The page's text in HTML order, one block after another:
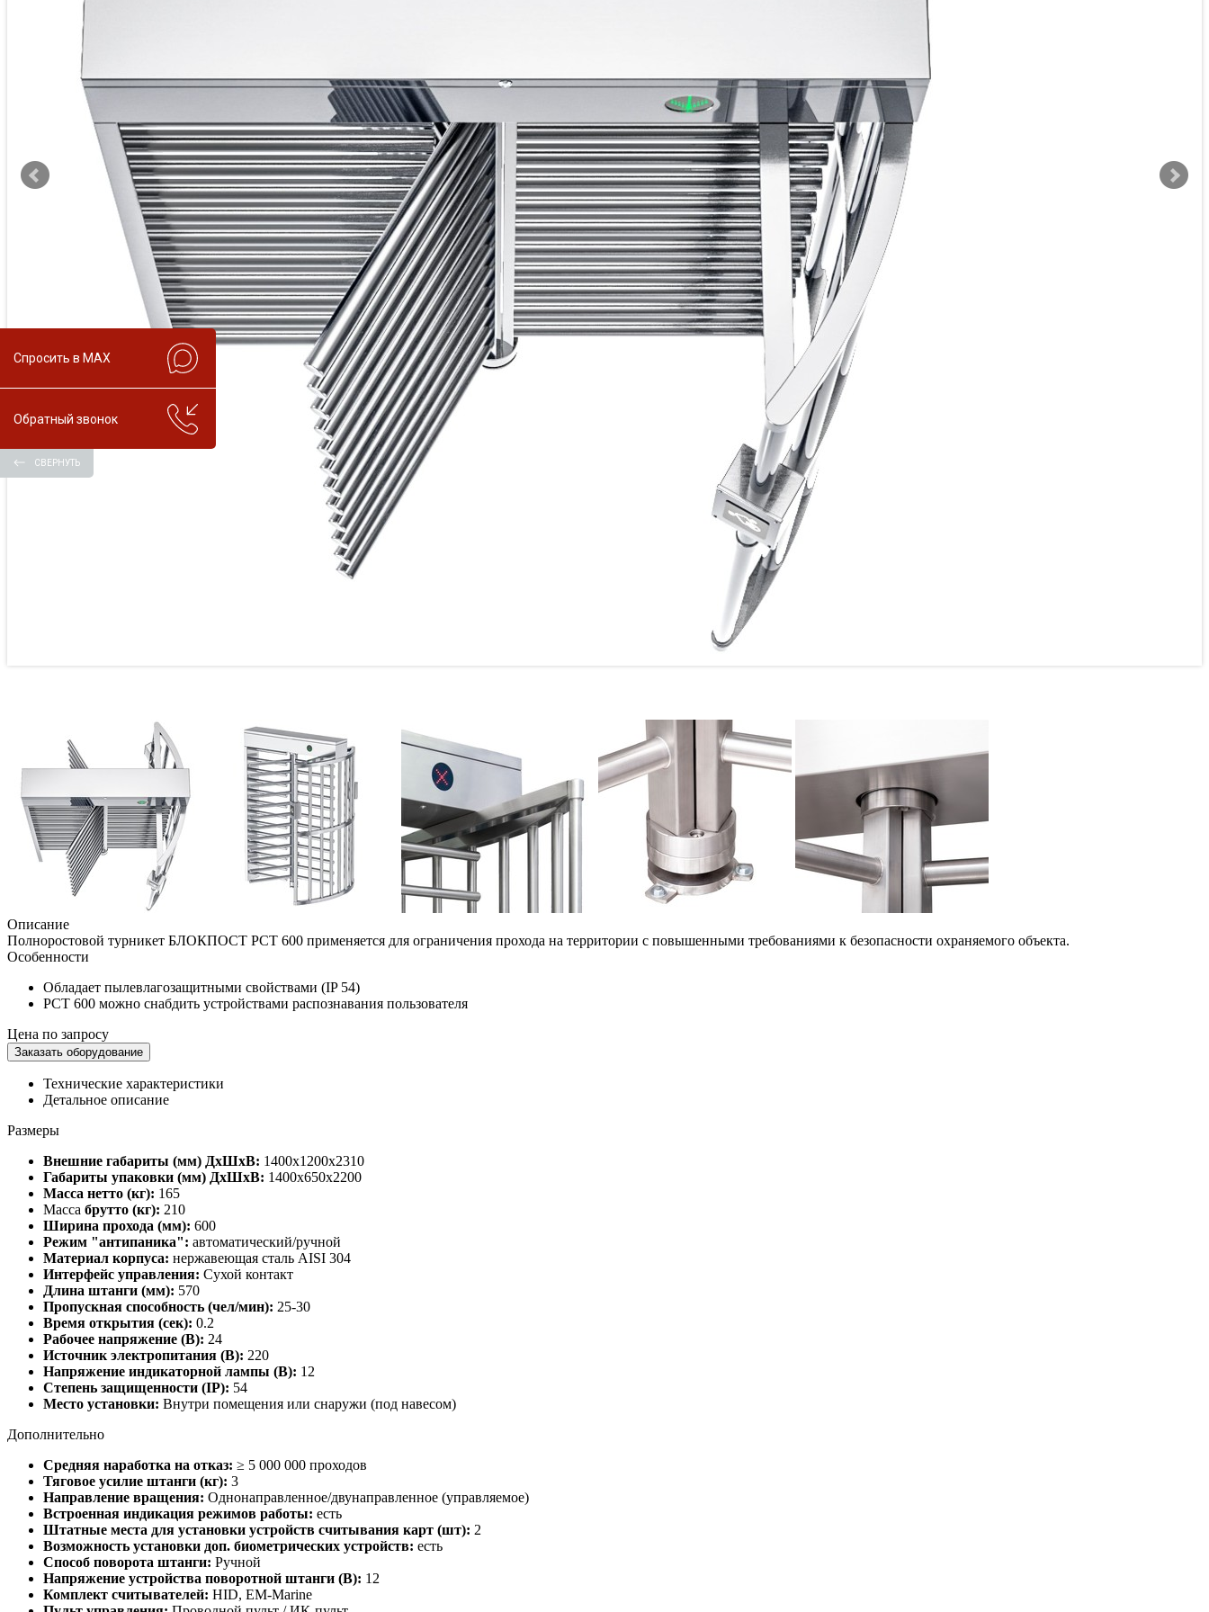
Описание
Полноростовой турникет БЛОКПОСТ РСТ 600 применяется для ограничения прохода на территории с повышенными требованиями к безопасности охраняемого объекта.
Особенности
Обладает пылевлагозащитными свойствами (IP 54)
РСТ 600 можно снабдить устройствами распознавания пользователя
Цена по запросу
Заказать оборудование
Технические характеристики
Детальное описание
Размеры
Внешние габариты (мм) ДхШхВ: 1400х1200х2310
Габариты упаковки (мм) ДхШхВ: 1400х650х2200
Масса нетто (кг): 165
Масса брутто (кг): 210
Ширина прохода (мм): 600
Режим "антипаника": автоматический/ручной
Материал корпуса: нержавеющая сталь AISI 304
Интерфейс управления: Сухой контакт
Длина штанги (мм): 570
Пропускная способность (чел/мин): 25-30
Время открытия (сек): 0.2
Рабочее напряжение (В): 24
Источник электропитания (В): 220
Напряжение индикаторной лампы (В): 12
Степень защищенности (IP): 54
Место установки: Внутри помещения или снаружи (под навесом)
Дополнительно
Средняя наработка на отказ: ≥ 5 000 000 проходов
Тяговое усилие штанги (кг): 3
Направление вращения: Однонаправленное/двунаправленное (управляемое)
Встроенная индикация режимов работы: есть
Штатные места для установки устройств считывания карт (шт): 2
Возможность установки доп. биометрических устройств: есть
Способ поворота штанги: Ручной
Напряжение устройства поворотной штанги (В): 12
Комплект считывателей: HID, EМ-Marine
Спросить в MAX
Обратный звонок
СВЕРНУТЬ